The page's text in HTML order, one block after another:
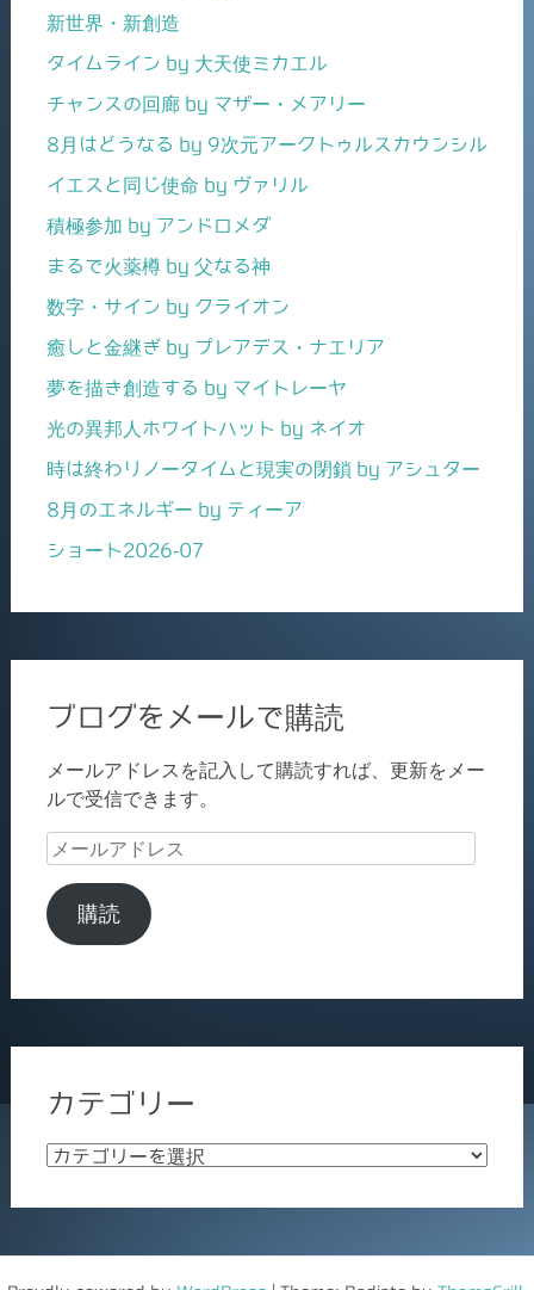
新世界・新創造
タイムライン by 大天使ミカエル
チャンスの回廊 by マザー・メアリー
8月はどうなる by 9次元アークトゥルスカウンシル
イエスと同じ使命 by ヴァリル
積極参加 by アンドロメダ
まるで火薬樽 by 父なる神
数字・サイン by クライオン
癒しと金継ぎ by プレアデス・ナエリア
夢を描き創造する by マイトレーヤ
光の異邦人ホワイトハット by ネイオ
時は終わりノータイムと現実の閉鎖 by アシュター
8月のエネルギー by ティーア
ショート2026-07
ブログをメールで購読
メールアドレスを記入して購読すれば、更新をメー
ルで受信できます。
メ
ル
ア
購読
カテゴリー
カ
ゴ